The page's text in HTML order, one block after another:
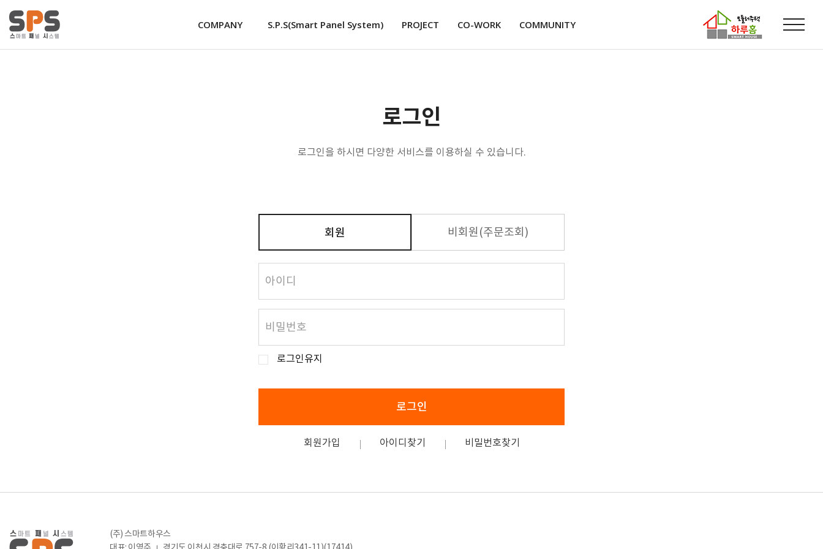
COMPANY S.P.S(Smart Panel System) PROJECT CO-WORK COMMUNITY
로그인
로그인
로그인을 하시면 다양한 서비스를 이용하실 수 있습니다.
회원 비회원(주문조회)
로그인유지
로그인
회원가입 아이디찾기 비밀번호찾기
(주) 스마트하우스